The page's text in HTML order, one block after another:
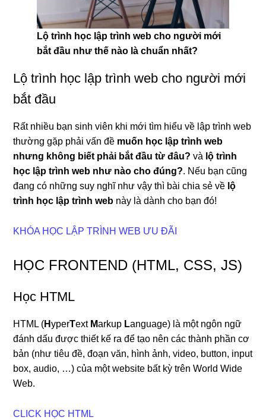
Lộ trình học lập trình web cho người mới
bắt đầu như thế nào là chuẩn nhất?
Lộ trình học lập trình web cho người mới
bắt đầu
Rất nhiều bạn sinh viên khi mới tìm hiểu về lập trình web
thường gặp phải vấn đề muốn học lập trình web
nhưng không biết phải bắt đầu từ đâu? và lộ trình
học lập trình web như nào cho đúng?. Nếu bạn cũng
đang có những suy nghĩ như vậy thì bài chia sẻ về lộ
trình học lập trình web này là dành cho bạn đó!
KHÓA HỌC LẬP TRÌNH WEB ƯU ĐÃI
HỌC FRONTEND (HTML, CSS, JS)
Học HTML
HTML (HyperText Markup Language) là một ngôn ngữ
đánh dấu được thiết kế ra để tạo nên các thành phần cơ
bản (như tiêu đề, đoạn văn, hình ảnh, video, button, input
box, audio, …) của một website bất kỳ trên World Wide
Web.
CLICK HỌC HTML